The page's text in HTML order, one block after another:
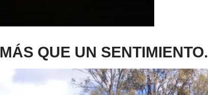
MÁS QUE UN SENTIMIENTO.